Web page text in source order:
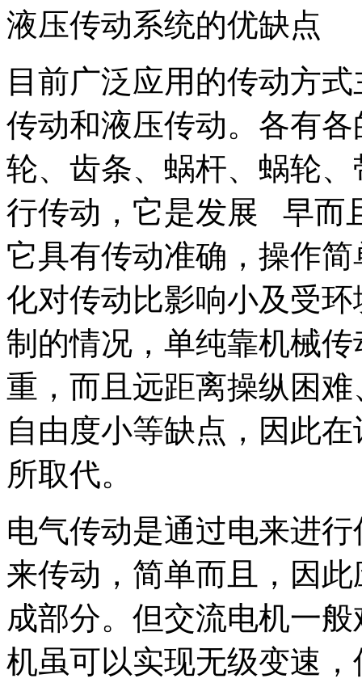
液压传动系统的优缺点
目前广泛应用的传动方
传动和液压传动。各有
轮、齿条、蜗杆、蜗轮
行传动，它是发展 早而
它具有传动准确，操作
化对传动比影响小及受
制的情况，单纯靠机械
重，而且远距离操纵困
自由度小等缺点，因此
所取代。
电气传动是通过电来进
来传动，简单而且，因
成部分。但交流电机一
机虽可以实现无级变速